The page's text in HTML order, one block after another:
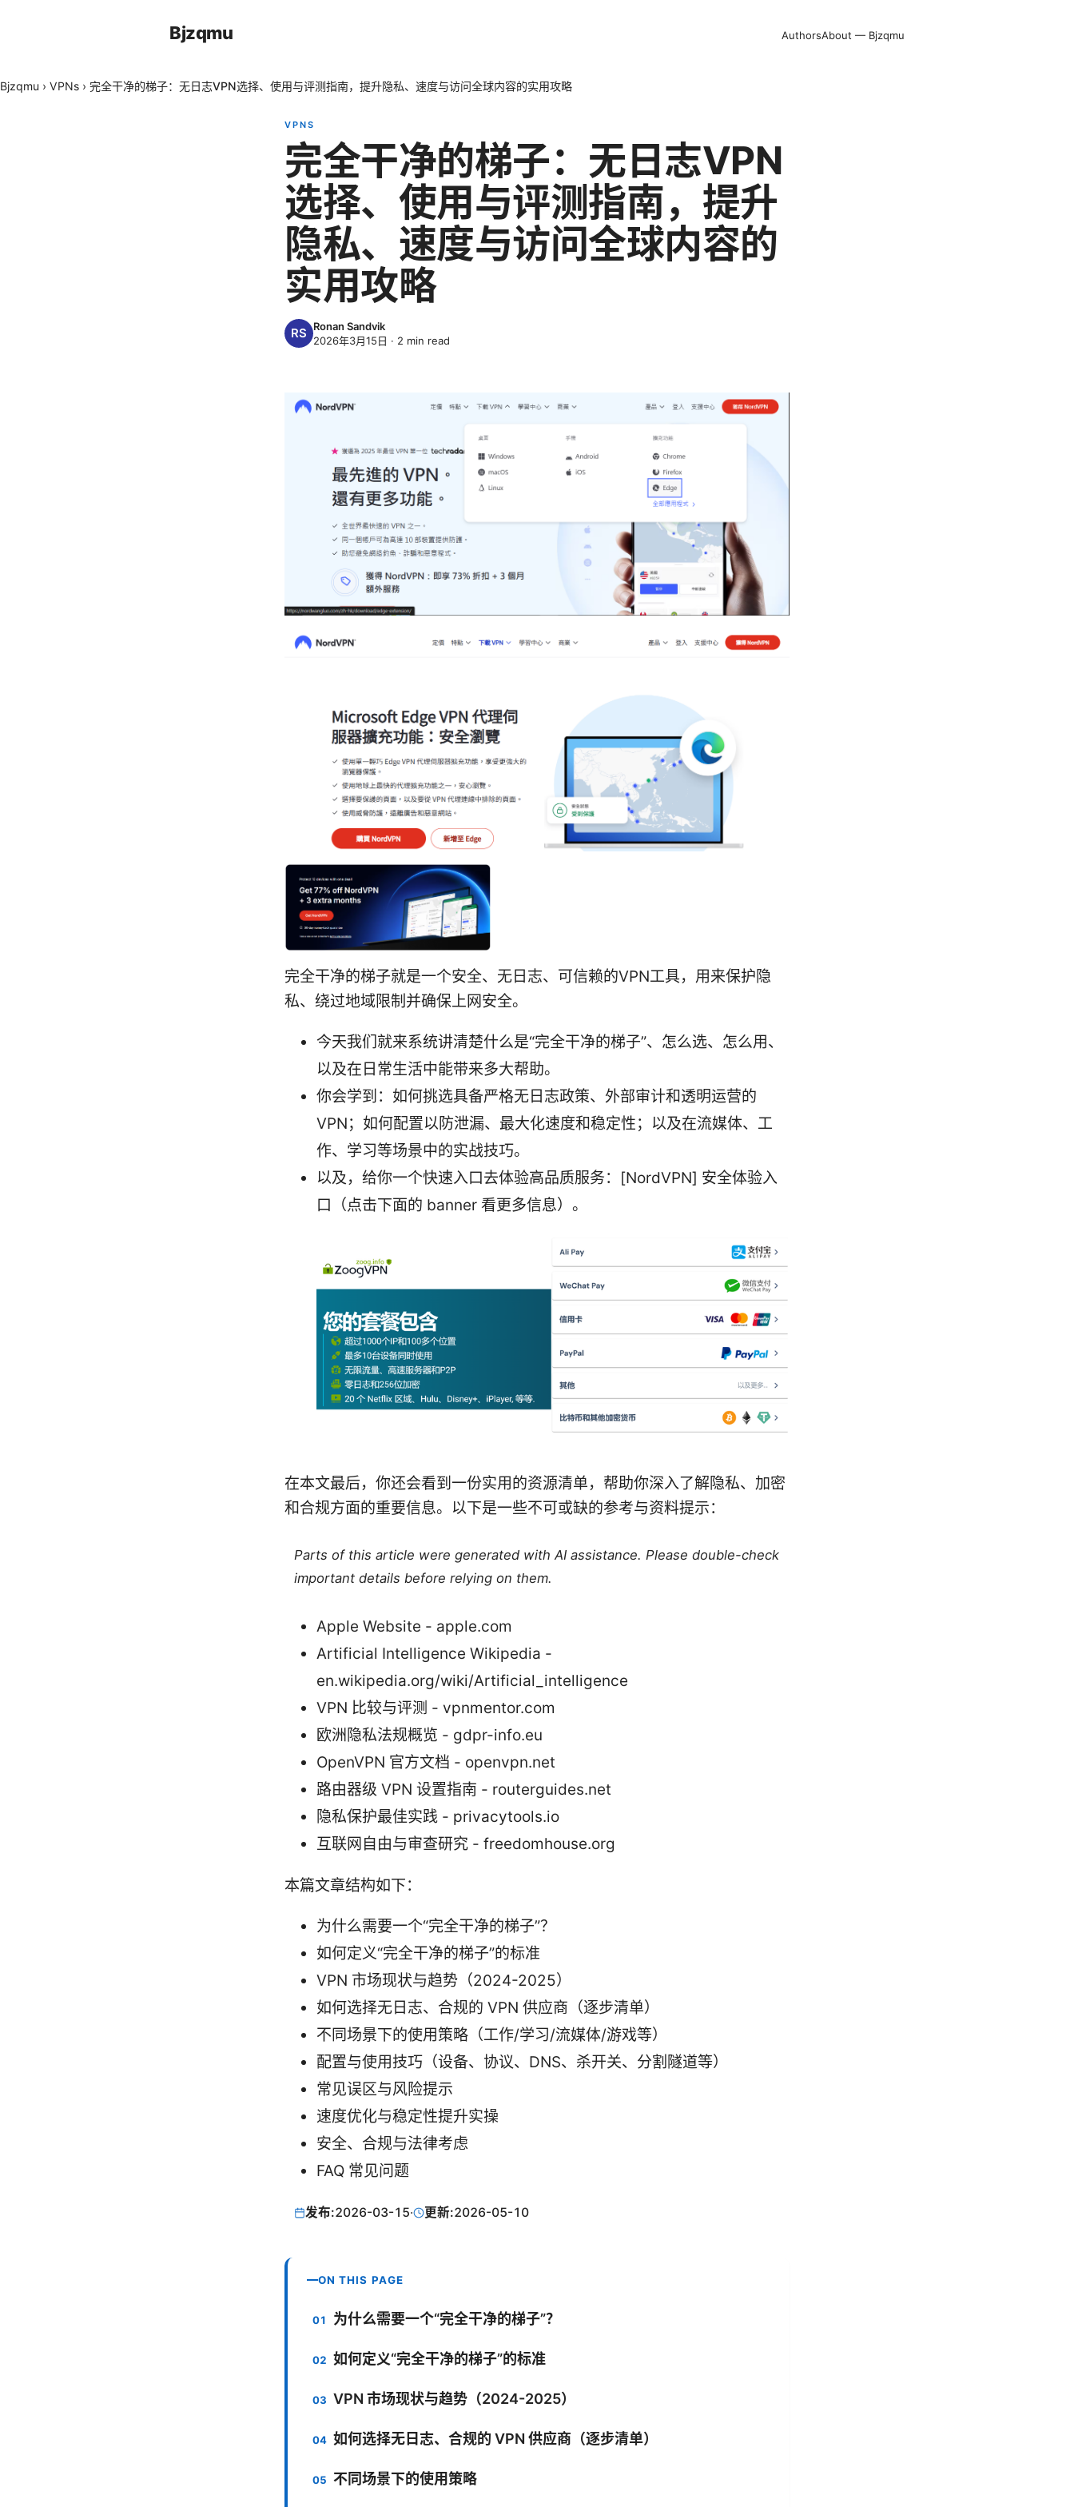
Bjzqmu AuthorsAbout — Bjzqmu
Bjzqmu › VPNs › 完全干净的梯子：无日志VPN选择、使用与评测指南，提升隐私、速度与访问全球内容的实用攻略
VPNS
完全干净的梯子：无日志VPN
选择、使用与评测指南，提升
隐私、速度与访问全球内容的
实用攻略
Ronan Sandvik
2026年3月15日 · 2 min read
完全干净的梯子就是一个安全、无日志、可信赖的VPN工具，用来保护隐
私、绕过地域限制并确保上网安全。
今天我们就来系统讲清楚什么是“完全干净的梯子”、怎么选、怎么用、
以及在日常生活中能带来多大帮助。
你会学到：如何挑选具备严格无日志政策、外部审计和透明运营的
VPN；如何配置以防泄漏、最大化速度和稳定性；以及在流媒体、工
作、学习等场景中的实战技巧。
以及，给你一个快速入口去体验高品质服务：[NordVPN] 安全体验入
口（点击下面的 banner 看更多信息）。
在本文最后，你还会看到一份实用的资源清单，帮助你深入了解隐私、加密
和合规方面的重要信息。以下是一些不可或缺的参考与资料提示：
Parts of this article were generated with AI assistance. Please double-check
important details before relying on them.
Apple Website - apple.com
Artificial Intelligence Wikipedia -
en.wikipedia.org/wiki/Artificial_intelligence
VPN 比较与评测 - vpnmentor.com
欧洲隐私法规概览 - gdpr-info.eu
OpenVPN 官方文档 - openvpn.net
路由器级 VPN 设置指南 - routerguides.net
隐私保护最佳实践 - privacytools.io
互联网自由与审查研究 - freedomhouse.org
本篇文章结构如下：
为什么需要一个“完全干净的梯子”？
如何定义“完全干净的梯子”的标准
VPN 市场现状与趋势（2024-2025）
如何选择无日志、合规的 VPN 供应商（逐步清单）
不同场景下的使用策略（工作/学习/流媒体/游戏等）
配置与使用技巧（设备、协议、DNS、杀开关、分割隧道等）
常见误区与风险提示
速度优化与稳定性提升实操
安全、合规与法律考虑
FAQ 常见问题
发布:2026-03-15· 更新:2026-05-10
ON THIS PAGE
为什么需要一个“完全干净的梯子”？
如何定义“完全干净的梯子”的标准
VPN 市场现状与趋势（2024-2025）
如何选择无日志、合规的 VPN 供应商（逐步清单）
不同场景下的使用策略